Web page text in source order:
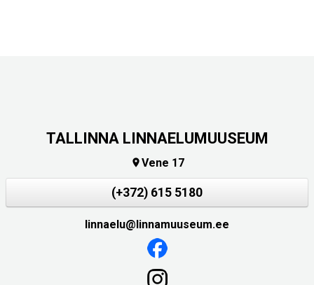
TALLINNA LINNAELUMUUSEUM
Vene 17
(+372) 615 5180
linnaelu@linnamuuseum.ee